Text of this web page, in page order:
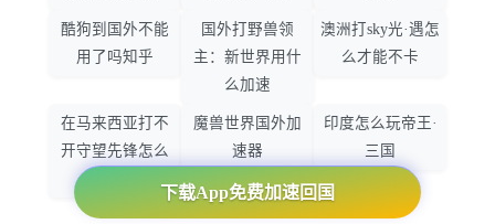
下载App免费加速回国
酷狗到国外不能
用了吗知乎
国外打野兽领
主：新世界用什
么加速
澳洲打sky光·遇怎
么才能不卡
在马来西亚打不
开守望先锋怎么
魔兽世界国外加
速器
印度怎么玩帝王·
三国